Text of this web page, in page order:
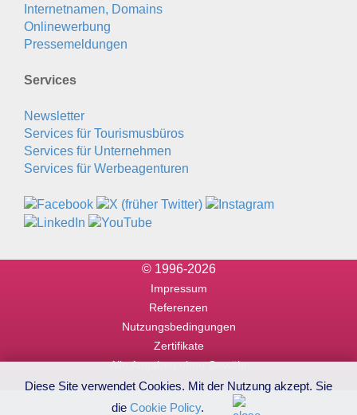
Internetnamen, Domains
Onlinewerbung
Pressemeldungen
Services
Newsletter
Services für Tourismusbüros
Services für Unternehmen
Services für Werbeagenturen
© 1996-2026
Impressum
Referenzen
Nutzungsbedingungen
Zertifikate
Alle Angaben ohne Gewähr
Diese Site verwendet Cookies. Mit der Nutzung akzept. Sie
die Cookie Policy.